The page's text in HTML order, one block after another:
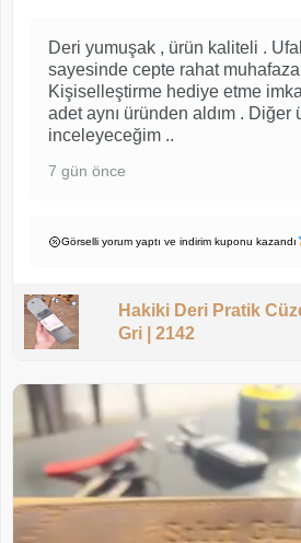
Deri yumuşak , ürün kaliteli .
sayesinde cepte rahat
Kişiselleştirme hediye etme
adet aynı üründen aldım . Diğer
inceleyeceğim ..
7 gün önce
Görselli yorum yaptı ve indirim kuponu kazandı
Hakiki Deri Pratik
Gri | 2142